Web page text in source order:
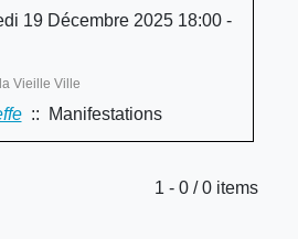
19 Décembre 2025 18:00 -
Vieille Ville
:: Manifestations
Limite de la pagination
1 - 0 / 0 items